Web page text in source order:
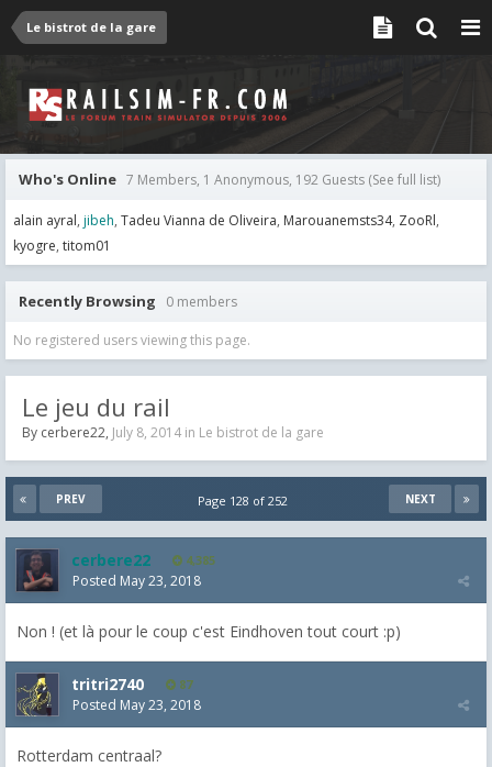
Le bistrot de la gare
Who's Online 7 Members, 1 Anonymous, 192 Guests (See full list)
alain ayral jibeh Tadeu Vianna de Oliveira Marouanemsts34 ZooRl
kyogre titom01
Recently Browsing 0 members
No registered users viewing this page.
Le jeu du rail
By cerbere22, July 8, 2014 in Le bistrot de la gare
PREV NEXT
Page 128 of 252
cerbere22 4,385
Posted May 23, 2018
Non ! (et là pour le coup c'est Eindhoven tout court :p)
tritri2740 87
Posted May 23, 2018
Rotterdam centraal?